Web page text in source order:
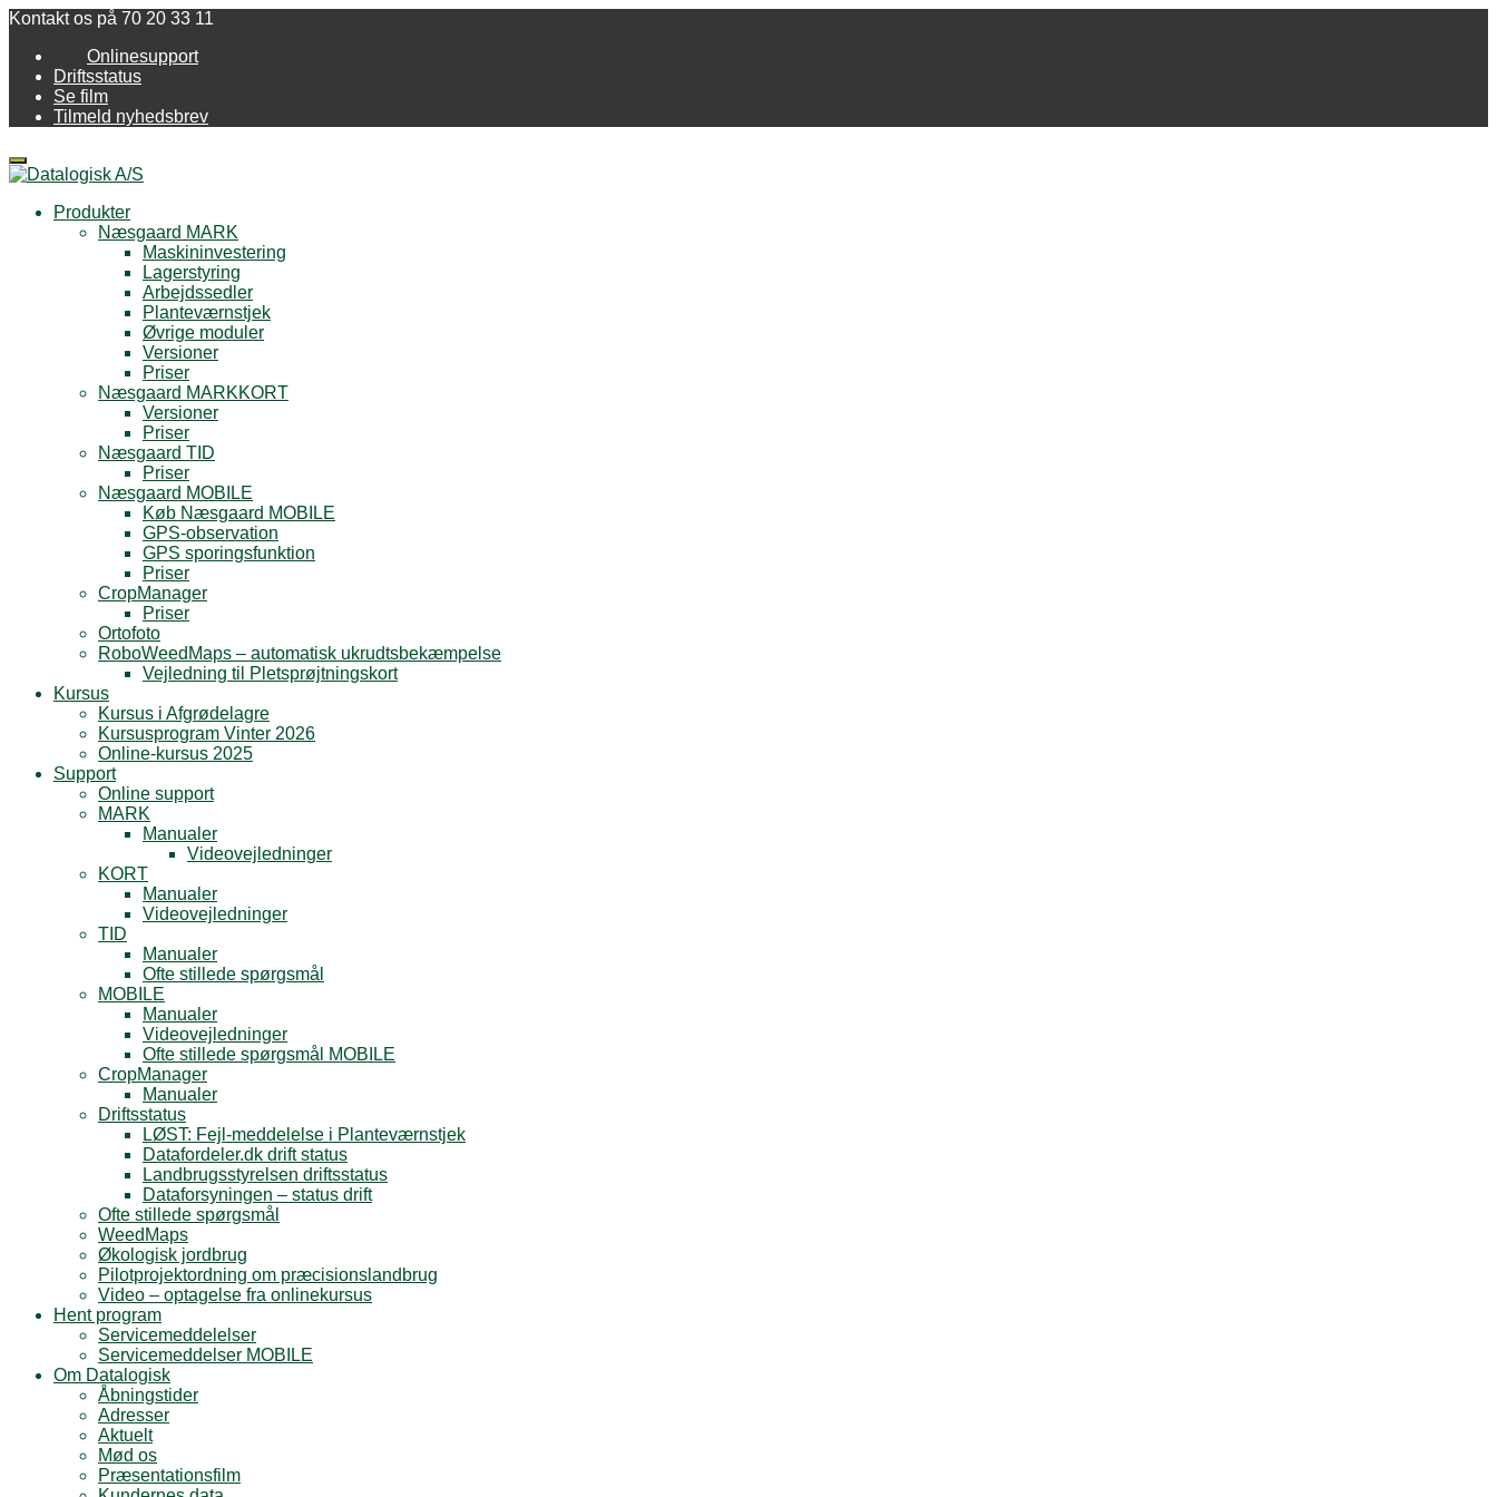
Kontakt os på 70 20 33 11
Onlinesupport
Driftsstatus
Se film
Tilmeld nyhedsbrev
Menu
Produkter
Næsgaard MARK
Maskininvestering
Lagerstyring
Arbejdssedler
Planteværnstjek
Øvrige moduler
Versioner
Priser
Næsgaard MARKKORT
Versioner
Priser
Næsgaard TID
Priser
Næsgaard MOBILE
Køb Næsgaard MOBILE
GPS-observation
GPS sporingsfunktion
Priser
CropManager
Priser
Ortofoto
RoboWeedMaps – automatisk ukrudtsbekæmpelse
Vejledning til Pletsprøjtningskort
Kursus
Kursus i Afgrødelagre
Kursusprogram Vinter 2026
Online-kursus 2025
Support
Online support
MARK
Manualer
Videovejledninger
KORT
Manualer
Videovejledninger
TID
Manualer
Ofte stillede spørgsmål
MOBILE
Manualer
Videovejledninger
Ofte stillede spørgsmål MOBILE
CropManager
Manualer
Driftsstatus
LØST: Fejl-meddelelse i Planteværnstjek
Datafordeler.dk drift status
Landbrugsstyrelsen driftsstatus
Dataforsyningen – status drift
Ofte stillede spørgsmål
WeedMaps
Økologisk jordbrug
Pilotprojektordning om præcisionslandbrug
Video – optagelse fra onlinekursus
Hent program
Servicemeddelelser
Servicemeddelser MOBILE
Om Datalogisk
Åbningstider
Adresser
Aktuelt
Mød os
Præsentationsfilm